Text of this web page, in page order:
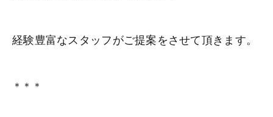
経験豊富なスタッフがご提案をさせて頂きます。
＊＊＊